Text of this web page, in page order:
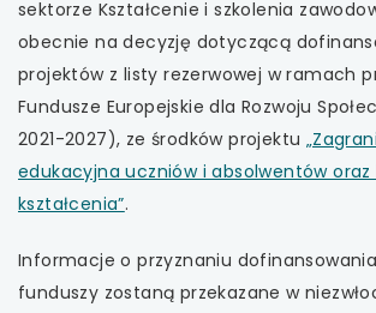
sektorze Kształcenie i szkolenia
obecnie na decyzję dotyczącą
projektów z listy rezerwowej w ramach
Fundusze Europejskie dla Rozwoju
2021-2027), ze środków projektu
edukacyjna uczniów i absolwentów oraz
kształcenia”uwaga,
otwiera
się
.
Informacje o przyznaniu
funduszy zostaną przekazane w